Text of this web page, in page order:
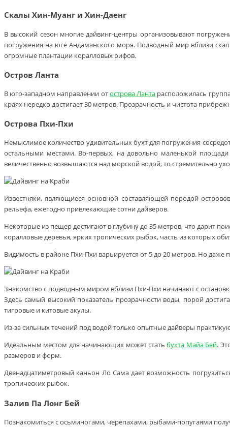
Скалы Хин-Муанг и Хин-Даенг
В высокий сезон многие дайвинг-центры организовывают
погружения на юге Андаманского моря. Подводный мир вблизи
огромные плантации коралловых рифов.
Остров Ланта
В юго-западном направлении отострова Ланта расположилась
краях нередко достигает 30 метров. Прозрачность и чистота
Острова Пхи-Пхи
Немыслимое количество удивительных бухт для погружения
остальными местами. Во-первых, на довольно маленькой
величественно возвышаются над морской водой, то стремительно
Известняки, являющиеся основной составляющей породой
рельефа, ежегодно привлекающие сотни дайверов.
Некоторые из пещер достигают в глубину до 35 метров, что дарит
коралловые деревья, ярких тропических рыбок, часть из которых
Видимость в районе Пхи-Пхи варьируется от 5 до 20 метров. Но
Знакомство с подводным миром вблизи Пхи-Пхи начинают с
Здесь самый высокий показатель прозрачности воды, порой
тигровые и китовые акулы.
Из-за сильных течений под водой только опытные дайверы
Идеальным местом для начинающих может статьбухта Майа Бей.
размеров и форм.
Двенадцатиметровый каньон Ло Сама дает возможность
тропических рыбок.
Залив Па Лонг Бей
Познакомиться с осьминогами, черепахами, рыбами-попугаями